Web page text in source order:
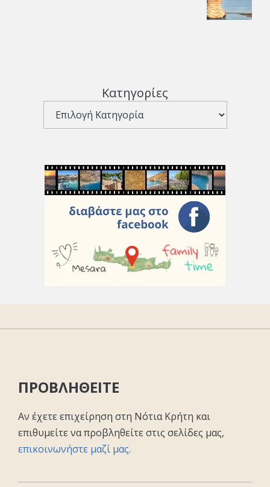
Κατηγορίες
ΠΡΟΒΛΗΘΕΙΤΕ
Αν έχετε επιχείρηση στη Νότια Κρήτη και
επιθυμείτε να προβληθείτε στις σελίδες μας,
επικοινωνήστε μαζί μας.